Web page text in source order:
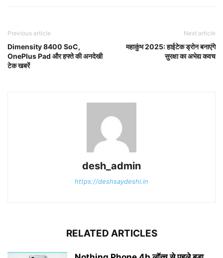
Previous article
Dimensity 8400 SoC,
OnePlus Pad और हफ्ते की अनदेखी
टेक खबरें
Next article
महाकुंभ 2025: हाईटेक ड्रोन बनाएंगे
सुरक्षा का अभेद्य कवच
desh_admin
https://deshsaydeshi.in
RELATED ARTICLES